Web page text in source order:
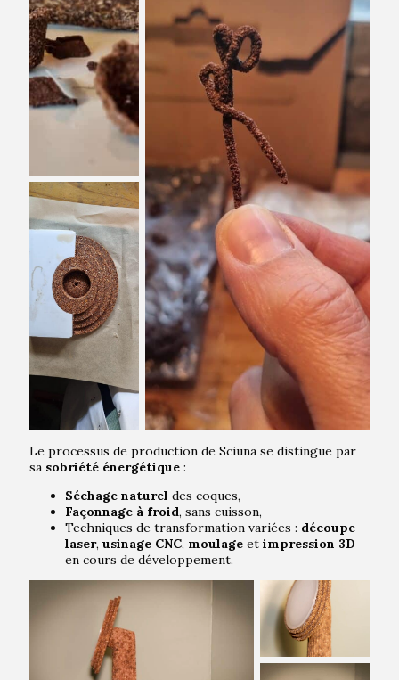
Le processus de production de Sciuna se distingue par
sa sobriété énergétique:
Séchage naturel des coques,
Façonnage à froid, sans cuisson,
Techniques de transformation variées : découpe
laser, usinage CNC, moulageet impression 3D
en cours de développement.